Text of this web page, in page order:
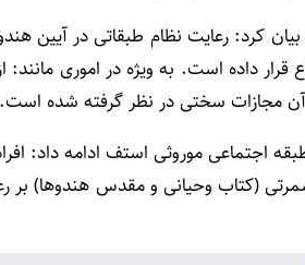
کرد: رعایت نظام طبقاتی در آیین
قرار داده است. به ویژه در اموری
مجازات سختی در نظر گرفته شده است.
اجتماعی موروثی استف ادامه داد:
(کتاب وحیانی و مقدس هندوها) بر